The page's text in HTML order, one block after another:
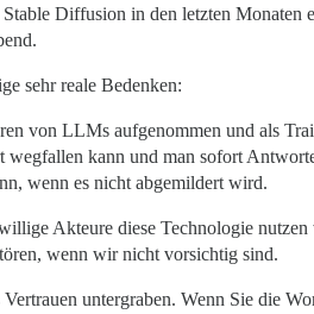
Diffusion in den letzten
sehr reale Bedenken:
von LLMs aufgenommen und als
kann und man sofort
wenn es nicht abgemildert wird.
Akteure diese Technologie
wenn wir nicht vorsichtig sind.
untergraben. Wenn Sie die